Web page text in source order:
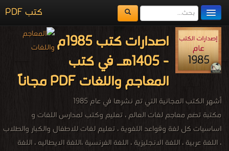
كتب PDF
مكتبة الكتب
المكتبات
يُقرأ حالياً
اضف كتاب
اصدارات كتب 1985م
- 1405هـ في كتب
المعاجم واللغات PDF مجاناً
أشهر الكتب المجانية التي تم نشرها في عام 1985
مكتبة تضم معاجم لغات العالم ، تعليم وكتب لمدارس اللغات و
اساسيات كل لغة وقواعد اللغوية ، تعليم لغات للاطفال والكبار والطلاب
، اللغة عربية ، اللغة الانجليزية ، اللغة الفرنسية ،اللغة الايطاليه ، اللغة